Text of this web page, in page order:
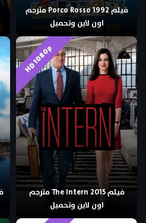
فيلم Porco Rosso 1992 مترجم
اون لاين وتحميل
HD 1080p
فيلم The Intern 2015 مترجم
اون لاين وتحميل